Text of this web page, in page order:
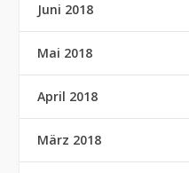
Juni 2018
Mai 2018
April 2018
März 2018